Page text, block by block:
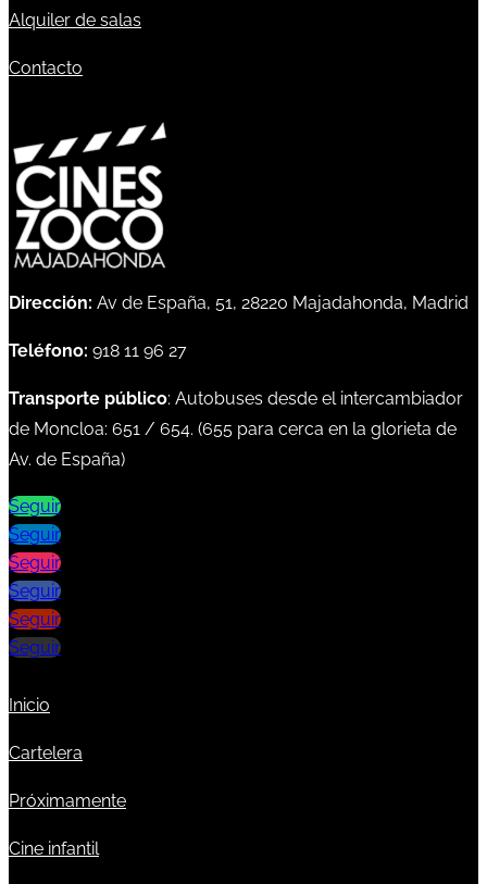
Alquiler de salas
Contacto
Dirección: Av de España, 51, 28220 Majadahonda, Madrid
Teléfono: 918 11 96 27
Transporte público: Autobuses desde el intercambiador
de Moncloa: 651 / 654. (655 para cerca en la glorieta de
Av. de España)
Seguir
Seguir
Seguir
Seguir
Seguir
Seguir
Inicio
Cartelera
Próximamente
Cine infantil